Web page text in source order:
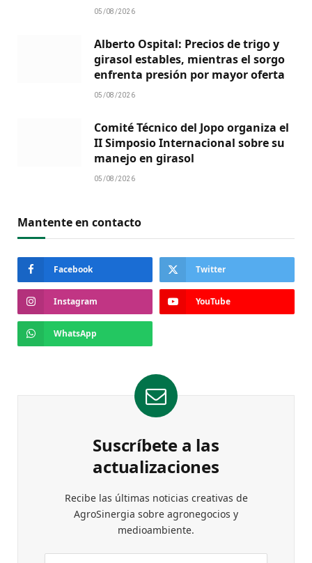
05/08/2026
Alberto Ospital: Precios de trigo y
girasol estables, mientras el sorgo
enfrenta presión por mayor oferta
05/08/2026
Comité Técnico del Jopo organiza el
II Simposio Internacional sobre su
manejo en girasol
05/08/2026
Mantente en contacto
Facebook Twitter
Instagram YouTube
WhatsApp
Suscríbete a las
actualizaciones
Recibe las últimas noticias creativas de
AgroSinergia sobre agronegocios y
medioambiente.